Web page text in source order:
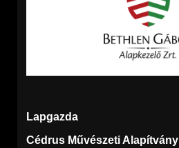
Lapgazda
Cédrus Művészeti Alapítvány